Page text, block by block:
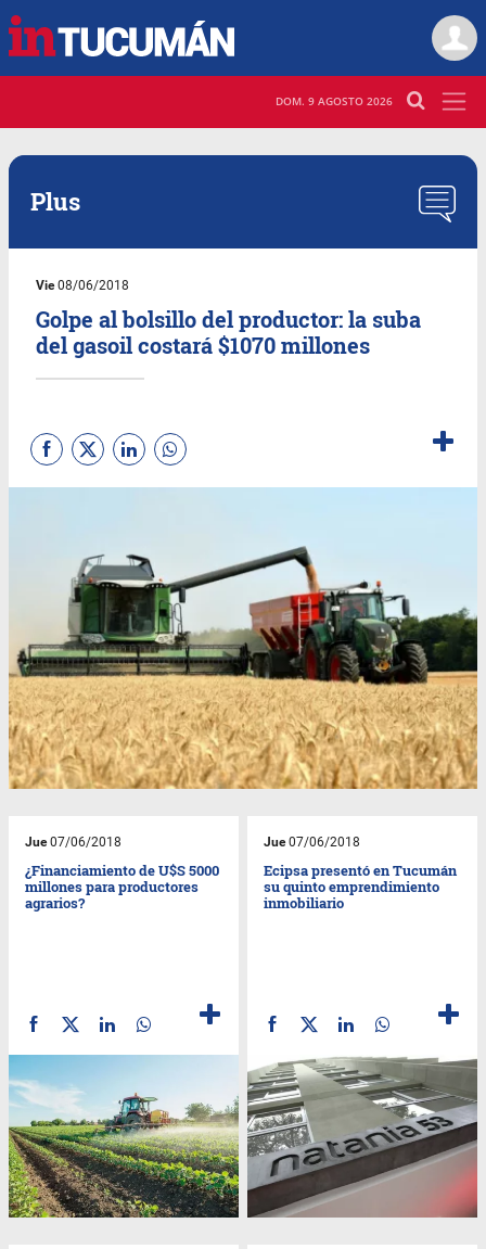
DOM. 9 AGOSTO 2026
Plus
Vie08/06/2018
Golpe al bolsillo del productor: la suba
del gasoil costará $1070 millones
Jue07/06/2018
¿Financiamiento de U$S 5000
millones para productores
agrarios?
Jue07/06/2018
Ecipsa presentó en Tucumán
su quinto emprendimiento
inmobiliario